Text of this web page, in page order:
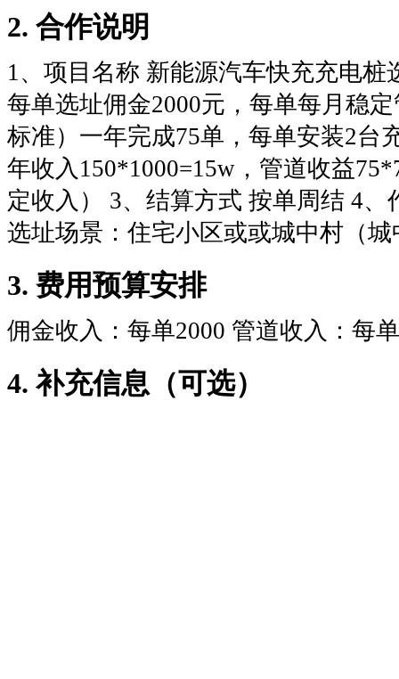
2. 合作说明
1、项目名称 新能源汽车快充充电
每单选址佣金2000元，每单每月稳
标准）一年完成75单，每单安装2台
年收入150*1000=15w，管道收益
定收入） 3、结算方式 按单周结 4
选址场景：住宅小区或或城中村（
3. 费用预算安排
佣金收入：每单2000 管道收入：每
4. 补充信息（可选）